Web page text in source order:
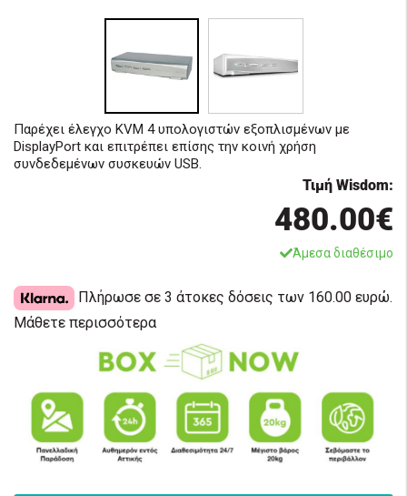
Παρέχει έλεγχο KVM 4 υπολογιστών εξοπλισμένων με
DisplayPort και επιτρέπει επίσης την κοινή χρήση
συνδεδεμένων συσκευών USB.
Τιμή Wisdom:
480.00€
Άμεσα διαθέσιμο
Πλήρωσε σε 3 άτοκες δόσεις των 160.00 ευρώ.
Μάθετε περισσότερα